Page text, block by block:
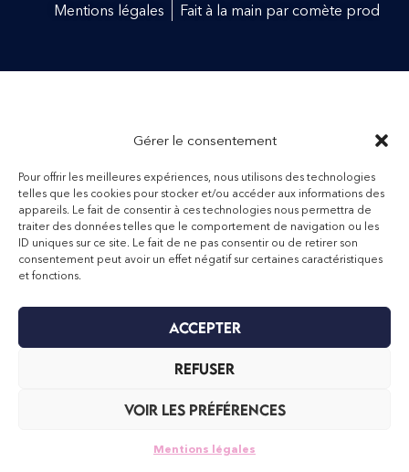
Gérer le consentement
Pour offrir les meilleures expériences, nous utilisons des technologies
telles que les cookies pour stocker et/ou accéder aux informations des
appareils. Le fait de consentir à ces technologies nous permettra de
traiter des données telles que le comportement de navigation ou les
ID uniques sur ce site. Le fait de ne pas consentir ou de retirer son
consentement peut avoir un effet négatif sur certaines caractéristiques
et fonctions.
Accepter
Refuser
Voir les préférences
Mentions légales
Mentions légales Fait à la main par comète prod